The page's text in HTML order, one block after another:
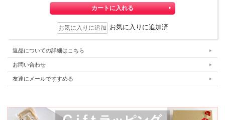
お気に入りに追加済
返品についての詳細はこちら
お問い合わせ
友達にメールですすめる